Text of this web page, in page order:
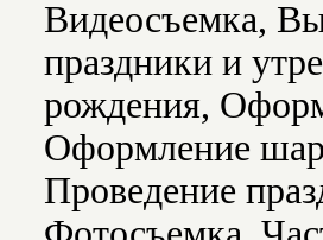
Видеосъемка,
праздники и
рождения,
Оформление
Проведение